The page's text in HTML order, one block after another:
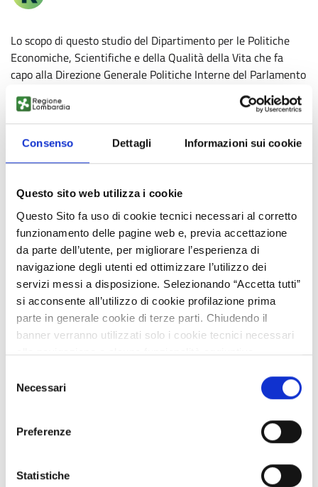
Consenso Dettagli Informazioni sui cookie
Questo sito web utilizza i cookie
Questo Sito fa uso di cookie tecnici necessari al corretto
funzionamento delle pagine web e, previa accettazione
da parte dell’utente, per migliorare l’esperienza di
navigazione degli utenti ed ottimizzare l’utilizzo dei
servizi messi a disposizione. Selezionando “Accetta tutti”
si acconsente all’utilizzo di cookie profilazione prima
parte in generale cookie di terze parti. Chiudendo il
banner verranno utilizzati solo i cookie tecnici necessari
alla navigazione e alcune funzionalità aggiuntive
Per conoscere i dettagli, consulta la nostra cookie policy.
https://www.openinnovation.regione.lombardia.it/it/co
https://www.openinnovation.regione.lombardia.it/it/pr
delNecessari
Preferenze
Statistiche
Lo scopo di questo studio del Dipartimento per le Politiche
Economiche, Scientifiche e della Qualità della Vita che fa
capo alla Direzione Generale Politiche Interne del Parlamento
Europeo è di fornire ai membri della Commissione per
l’occupazione e gli affari sociali (EMPL) un’analisi dell’impatto
della crisi COVID-19 sui giovani dell’Uninoe Europea, con
informazioni aggiornate sulla loro situazione economica e
sociale, e particolare attenzione all’occupazione.
https://www.europarl.europa.eu/RegData/etudes/STUD/20
21/662942/IPOL_STU(2021)662942_EN.pdf
ATTACHMENTS
No attachments selected.
TAG DI INTERESSE
There are no areas of interest associated with this content
Liked by0users